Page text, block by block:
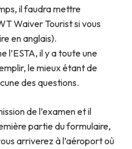
il faudra mettre
Waiver Tourist si vous
en anglais).
l’ESTA, il y a toute une
le mieux étant de
des questions.
de l’examen et il
partie du formulaire,
arriverez à l’aéroport où